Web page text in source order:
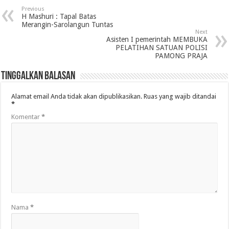
Previous
H Mashuri : Tapal Batas
Merangin-Sarolangun Tuntas
Next
Asisten I pemerintah MEMBUKA
PELATIHAN SATUAN POLISI
PAMONG PRAJA
Tinggalkan Balasan
Alamat email Anda tidak akan dipublikasikan. Ruas yang wajib ditandai
*
Komentar*
Nama*